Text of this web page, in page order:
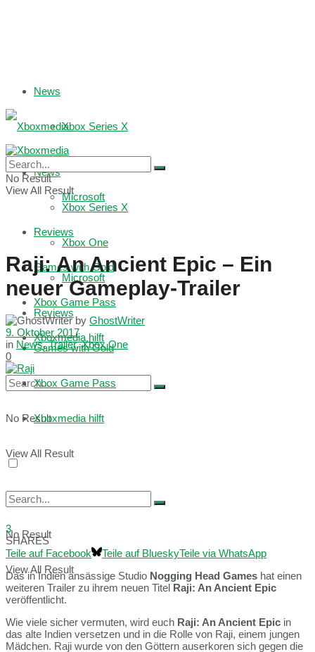
News
Xbox Series X
Microsoft
Reviews
Games with Gold
Xbox Game Pass
Xboxmedia hilft
No Result
View All Result
News
Xbox Series X
Xbox One
Microsoft
Reviews
Games with Gold
Xbox Game Pass
Xboxmedia hilft
No Result
View All Result
No Result
View All Result
Raji: An Ancient Epic – Ein
neuer Gameplay-Trailer
by GhostWriter
9. Oktober 2017
in News,Trailer,Xbox One
0
3
SHARES
Teile auf Facebook
Teile auf BlueskyTeile via WhatsApp
Das in Indien ansässige Studio Nogging Head Games hat einen
weiteren Trailer zu ihrem neuen Titel Raji: An Ancient Epic
veröffentlicht.
Wie viele sicher vermuten, wird euch Raji: An Ancient Epic in
das alte Indien versetzen und in die Rolle von Raji, einem jungen
Mädchen. Raji wurde von den Göttern auserkoren sich gegen die